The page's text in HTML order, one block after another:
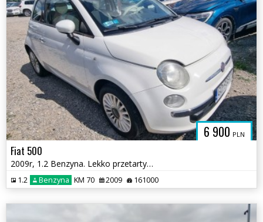
6 900 PLN
Fiat 500
2009r, 1.2 Benzyna. Lekko przetarty lewy bok. Jeździ.
1.2 Benzyna KM 70 2009 161000